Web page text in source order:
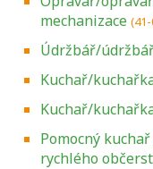
mechanizace
Údržbář/
Kuchař/
Kuchař/
Pomocný
rychlého